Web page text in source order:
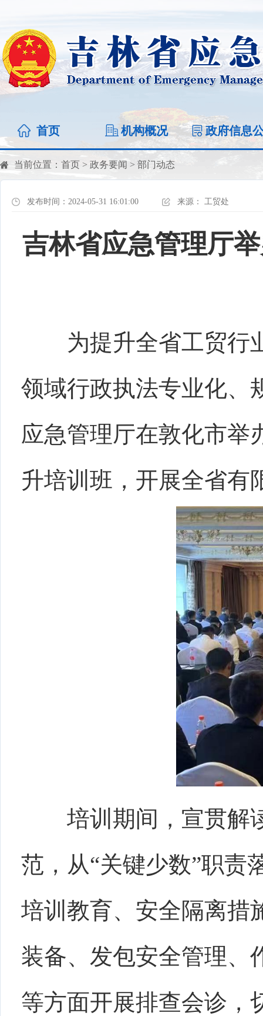
首页 机构概况 政府信息
当前位置： 首页 > 政务要闻 > 部门动态
发布时间：2024-05-31 16:01:00 来源： 工贸处
吉林省应急管理厅
为提升全省工贸行
领域行政执法专业化、
应急管理厅在敦化市举
升培训班 ， 开展全省有
培训期间， 宣贯解
范，从“关键少数”职责
培训教育、安全隔离措
装备、发包安全管理、
等方面开展排查会诊，